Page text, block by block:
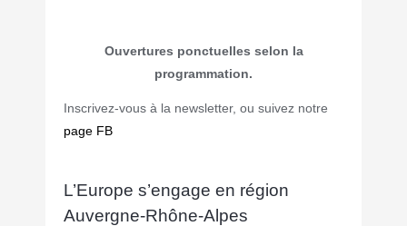
Ouvertures ponctuelles selon la
programmation.
Inscrivez-vous à la newsletter, ou suivez notre
page FB
L’Europe s’engage en région
Auvergne-Rhône-Alpes